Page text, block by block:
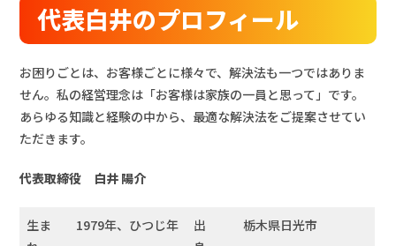
代表白井のプロフィール
お困りごとは、お客様ごとに様々で、解決法も一つではありま
せん。私の経営理念は「お客様は家族の一員と思って」です。
あらゆる知識と経験の中から、最適な解決法をご提案させてい
ただきます。
代表取締役 白井 陽介
生ま
1979年、ひつじ年
出
栃木県日光市